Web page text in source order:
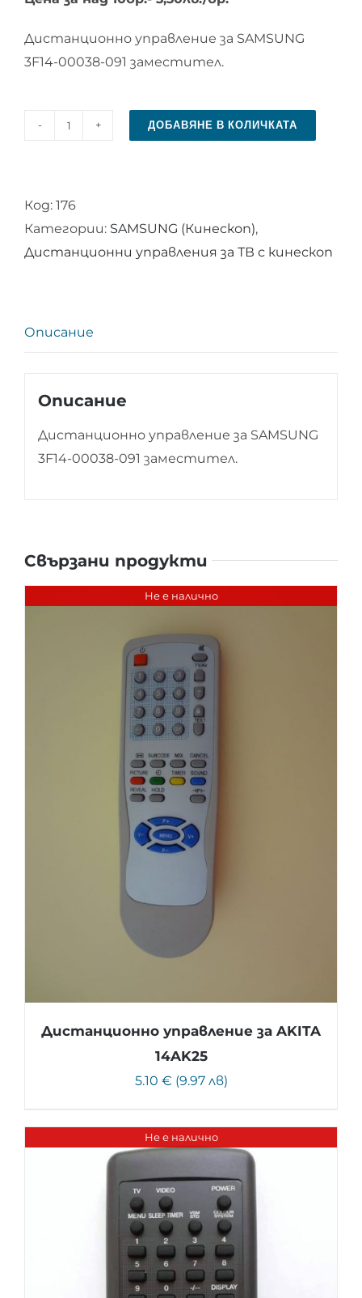
Дистанционно управление за SAMSUNG
3F14-00038-091 заместител.
количество
управление
за
SAMSUNG
ДОБАВЯНЕ В КОЛИЧКАТА
Код: 176
Категории: SAMSUNG (Кинескоп),
Дистанционни управления за ТВ с кинескоп
Описание
Описание
Дистанционно управление за SAMSUNG
3F14-00038-091 заместител.
Свързани продукти
Не е налично
Дистанционно управление за AKITA
14AK25
5.10 € (9.97 лв)
Не е налично